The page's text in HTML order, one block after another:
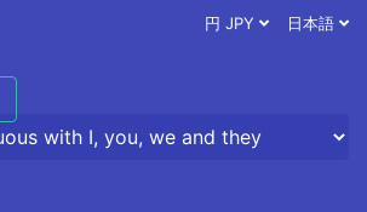
円 JPY 日本語